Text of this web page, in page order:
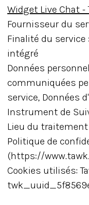
Widget Live Chat -
Fournisseur du
Finalité du
intégré
Données
communiquées
service, Données
Instrument de
Lieu du
Politique de
(https://
Cookies utilisés: